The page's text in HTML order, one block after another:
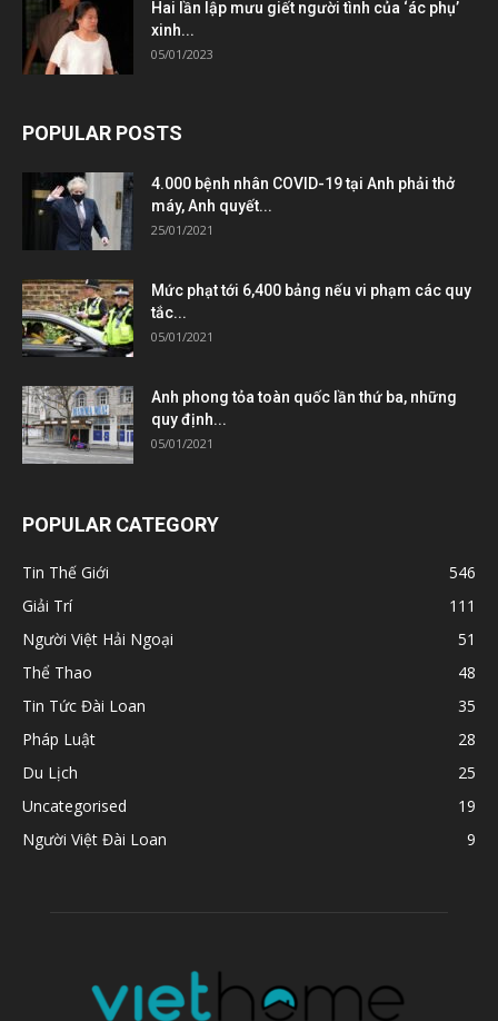
Hai lần lập mưu giết người tình của ‘ác phụ’
xinh...
05/01/2023
POPULAR POSTS
4.000 bệnh nhân COVID-19 tại Anh phải thở
máy, Anh quyết...
25/01/2021
Mức phạt tới 6,400 bảng nếu vi phạm các quy
tắc...
05/01/2021
Anh phong tỏa toàn quốc lần thứ ba, những
quy định...
05/01/2021
POPULAR CATEGORY
Tin Thế Giới
546
Giải Trí
111
Người Việt Hải Ngoại
51
Thể Thao
48
Tin Tức Đài Loan
35
Pháp Luật
28
Du Lịch
25
Uncategorised
19
Người Việt Đài Loan
9